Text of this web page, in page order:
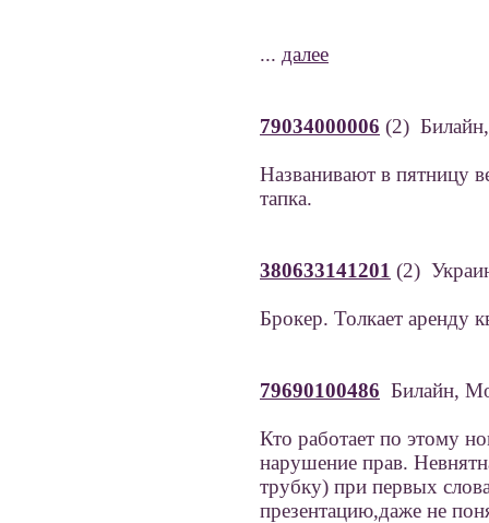
... далее
79034000006 (2)
Названивают в пятницу
тапка.
380633141201 (2)
Брокер. Толкает аренду
79690100486 Билайн,
Кто работает по этому
нарушение прав.
трубку) при первых
презентацию,даже не